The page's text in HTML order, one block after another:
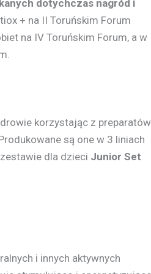
dotychczas nagród i
+ na II Toruńskim Forum
na IV Toruńskim Forum, a w
korzystając z preparatów
są one w 3 liniach
dla dzieci Junior Set
i innych aktywnych